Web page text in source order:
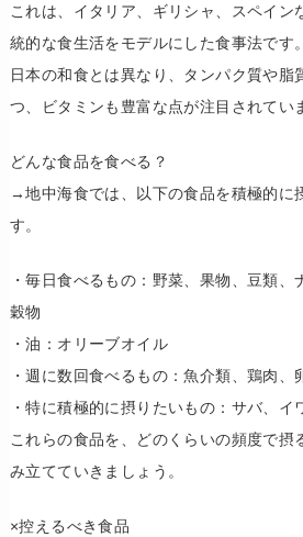
これは、イタリア、ギリシャ、スペイン
統的な食生活をモデルにした食事法です。
日本の和食とは異なり、タンパク質や脂
つ、ビタミンも豊富な点が注目されてい
​どんな食品を食べる？
​→​地中海食では、以下の食品を積極的に
す。
・毎日食べるもの：野菜、果物、豆類
穀物
​・油：オリーブオイル
・週に数回食べるもの：魚介類、鶏肉、
・特に積極的に摂りたいもの：サバ、イ
これらの食品を、どのくらいの頻度で摂
み立てていきましょう。
×​控えるべき食品